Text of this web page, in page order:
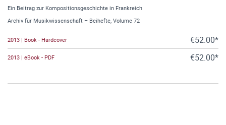
Ein Beitrag zur Kompositionsgeschichte in Frankreich
Archiv für Musikwissenschaft – Beihefte, Volume 72
2013 | Book - Hardcover €52.00*
2013 | eBook - PDF €52.00*